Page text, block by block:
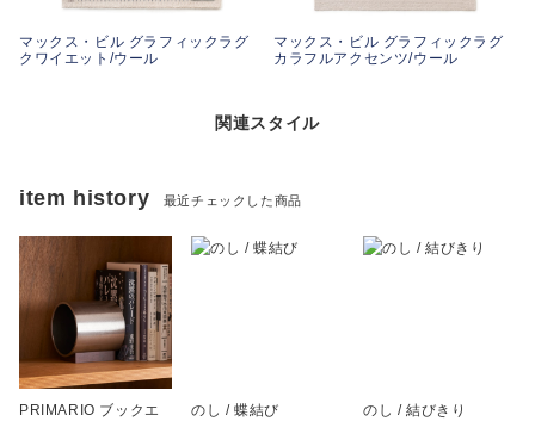
マックス・ビル グラフィックラグ
クワイエット/ウール
マックス・ビル グラフィックラグ
カラフルアクセンツ/ウール
関連スタイル
item history 最近チェックした商品
PRIMARIO ブックエ
のし / 蝶結び のし / 結びきり